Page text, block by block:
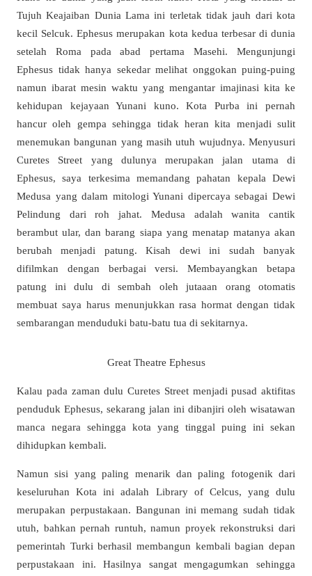
Tujuh Keajaiban Dunia Lama ini terletak tidak jauh dari kota
kecil Selcuk. Ephesus merupakan kota kedua terbesar di dunia
setelah Roma pada abad pertama Masehi. Mengunjungi
Ephesus tidak hanya sekedar melihat onggokan puing-puing
namun ibarat mesin waktu yang mengantar imajinasi kita ke
kehidupan kejayaan Yunani kuno. Kota Purba ini pernah
hancur oleh gempa sehingga tidak heran kita menjadi sulit
menemukan bangunan yang masih utuh wujudnya. Menyusuri
Curetes Street yang dulunya merupakan jalan utama di
Ephesus, saya terkesima memandang pahatan kepala Dewi
Medusa yang dalam mitologi Yunani dipercaya sebagai Dewi
Pelindung dari roh jahat. Medusa adalah wanita cantik
berambut ular, dan barang siapa yang menatap matanya akan
berubah menjadi patung. Kisah dewi ini sudah banyak
difilmkan dengan berbagai versi. Membayangkan betapa
patung ini dulu di sembah oleh jutaaan orang otomatis
membuat saya harus menunjukkan rasa hormat dengan tidak
sembarangan menduduki batu-batu tua di sekitarnya.
Great Theatre Ephesus
Kalau pada zaman dulu Curetes Street menjadi pusad aktifitas
penduduk Ephesus, sekarang jalan ini dibanjiri oleh wisatawan
manca negara sehingga kota yang tinggal puing ini sekan
dihidupkan kembali.
Namun sisi yang paling menarik dan paling fotogenik dari
keseluruhan Kota ini adalah Library of Celcus, yang dulu
merupakan perpustakaan. Bangunan ini memang sudah tidak
utuh, bahkan pernah runtuh, namun proyek rekonstruksi dari
pemerintah Turki berhasil membangun kembali bagian depan
perpustakaan ini. Hasilnya sangat mengagumkan sehingga